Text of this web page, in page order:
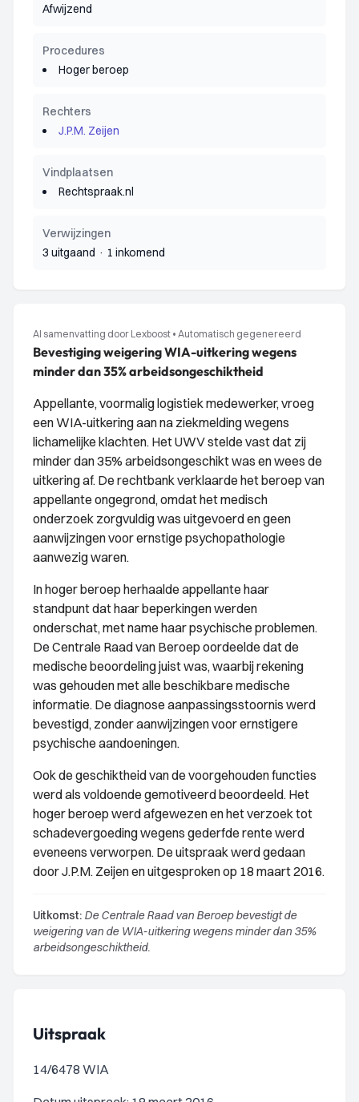
Afwijzend
Procedures
Hoger beroep
Rechters
J.P.M. Zeijen
Vindplaatsen
Rechtspraak.nl
Verwijzingen
3 uitgaand · 1 inkomend
AI samenvatting door Lexboost • Automatisch gegenereerd
Bevestiging weigering WIA-uitkering wegens
minder dan 35% arbeidsongeschiktheid
Appellante, voormalig logistiek medewerker, vroeg
een WIA-uitkering aan na ziekmelding wegens
lichamelijke klachten. Het UWV stelde vast dat zij
minder dan 35% arbeidsongeschikt was en wees de
uitkering af. De rechtbank verklaarde het beroep van
appellante ongegrond, omdat het medisch
onderzoek zorgvuldig was uitgevoerd en geen
aanwijzingen voor ernstige psychopathologie
aanwezig waren.
In hoger beroep herhaalde appellante haar
standpunt dat haar beperkingen werden
onderschat, met name haar psychische problemen.
De Centrale Raad van Beroep oordeelde dat de
medische beoordeling juist was, waarbij rekening
was gehouden met alle beschikbare medische
informatie. De diagnose aanpassingsstoornis werd
bevestigd, zonder aanwijzingen voor ernstigere
psychische aandoeningen.
Ook de geschiktheid van de voorgehouden functies
werd als voldoende gemotiveerd beoordeeld. Het
hoger beroep werd afgewezen en het verzoek tot
schadevergoeding wegens gederfde rente werd
eveneens verworpen. De uitspraak werd gedaan
door J.P.M. Zeijen en uitgesproken op 18 maart 2016.
Uitkomst: De Centrale Raad van Beroep bevestigt de
weigering van de WIA-uitkering wegens minder dan 35%
arbeidsongeschiktheid.
Uitspraak
14/6478 WIA